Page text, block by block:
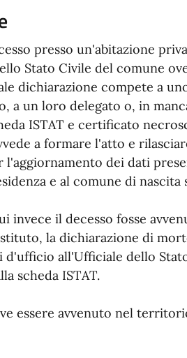
presso un'abitazione
Stato Civile del comune
dichiarazione compete a
a un loro delegato o, in
ISTAT e certificato
a formare l'atto e
l'aggiornamento dei dati
e al comune di nascita
invece il decesso fosse
la dichiarazione di
d'ufficio all'Ufficiale dello
scheda ISTAT.
essere avvenuto nel